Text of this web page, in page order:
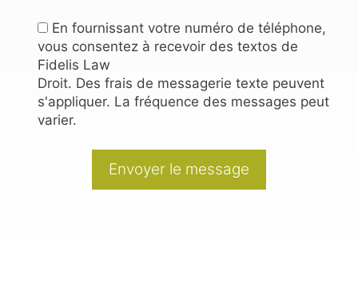
En fournissant votre numéro de téléphone,
vous consentez à recevoir des textos de
Fidelis Law
Droit. Des frais de messagerie texte peuvent
s'appliquer. La fréquence des messages peut
varier.